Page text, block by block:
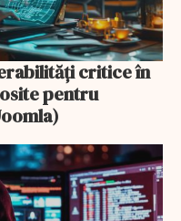
critice în
pentru